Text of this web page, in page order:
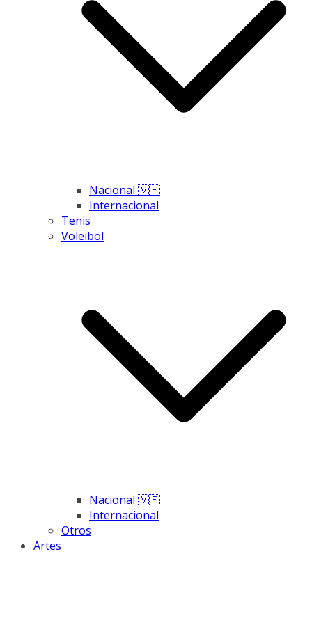
Nacional 🇻🇪
Internacional
Tenis
Voleibol
Nacional 🇻🇪
Internacional
Otros
Artes